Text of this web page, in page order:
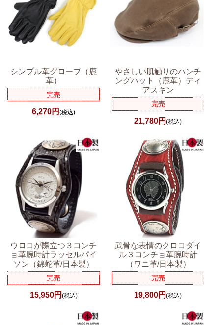
シンプル革グローブ（鹿
革）
完売
6,270円(税込)
やさしい肌触りのハンチ
ングハット（鹿革）ディ
アスキン
完売
21,780円(税込)
ウロコが際立つ３コンチ
ョ革腕時計ラッセルパイ
ソン（錦蛇革/日本製）
完売
15,950円 (税込)
武骨な表情のクロコダイ
ル３コンチョ革腕時計
（ワニ革/日本製）
完売
19,800円(税込)